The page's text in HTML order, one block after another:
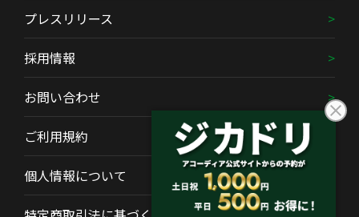
プレスリリース
採用情報
お問い合わせ
ご利用規約
個人情報について